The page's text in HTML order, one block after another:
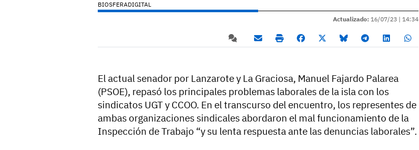
BIOSFERADIGITAL
Actualizado: 16/07/23 | 14:34
El actual senador por Lanzarote y La Graciosa, Manuel Fajardo Palarea
(PSOE), repasó los principales problemas laborales de la isla con los
sindicatos UGT y CCOO. En el transcurso del encuentro, los representes de
ambas organizaciones sindicales abordaron el mal funcionamiento de la
Inspección de Trabajo “y su lenta respuesta ante las denuncias laborales”.